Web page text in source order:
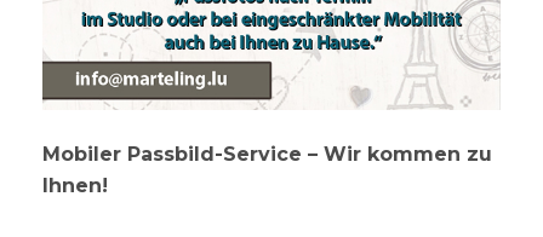
Mobiler Passbild-Service – Wir kommen zu
Ihnen!